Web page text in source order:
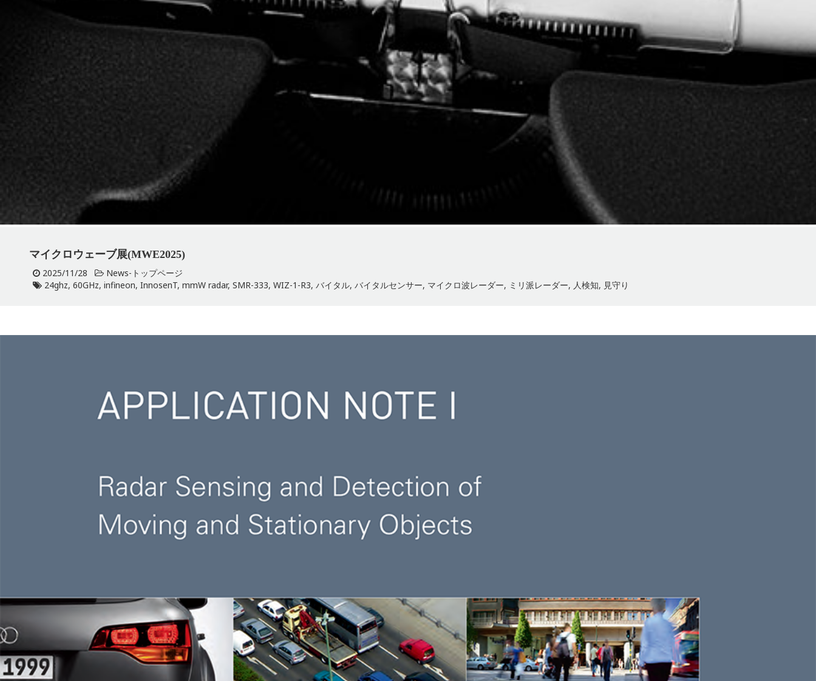
マイクロウェーブ展(MWE2025)
2025/11/28
News-トップページ
24ghz, 60GHz, infineon, InnosenT, mmW radar, SMR-333, WIZ-1-R3, バイタル, バイタルセンサー, マイクロ波レーダー, ミリ派レーダー, 人検知, 見守り